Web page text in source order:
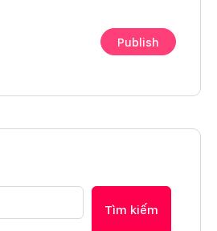
Tìm kiếm